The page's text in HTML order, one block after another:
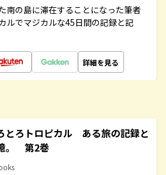
南の島に滞在することになった筆者
ルでマジカルな45日間の記録と記
詳細を見る
とろトロピカル ある旅の記録と
。 第2巻